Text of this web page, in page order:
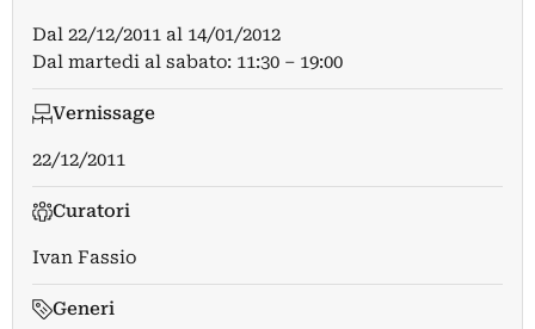
Dal 22/12/2011 al 14/01/2012
Dal martedi al sabato: 11:30 – 19:00
Vernissage
22/12/2011
Curatori
Ivan Fassio
Generi